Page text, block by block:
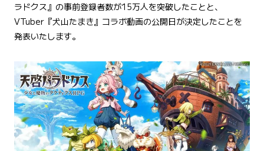
ラドクス』の事前登録者数が15万人を突破したことと、
VTuber『犬山たまき』コラボ動画の公開日が決定したことを
発表いたします。